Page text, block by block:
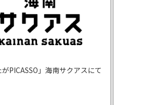
がPICASSO」海南サクアスにて